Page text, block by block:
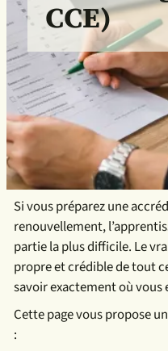
CCE)
Si vous préparez une
renouvellement,
partie la plus difficile. Le
propre et crédible de tout
savoir exactement où vous
Cette page vous propose
: